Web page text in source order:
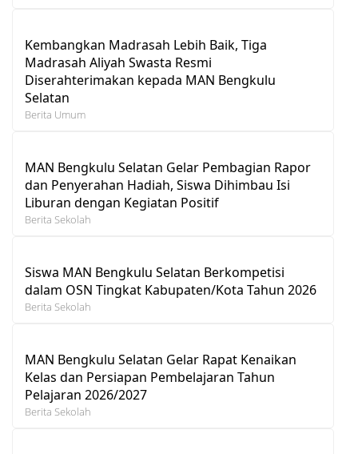
Kembangkan Madrasah Lebih Baik, Tiga
Madrasah Aliyah Swasta Resmi
Diserahterimakan kepada MAN Bengkulu
Selatan
Berita Umum
MAN Bengkulu Selatan Gelar Pembagian Rapor
dan Penyerahan Hadiah, Siswa Dihimbau Isi
Liburan dengan Kegiatan Positif
Berita Sekolah
Siswa MAN Bengkulu Selatan Berkompetisi
dalam OSN Tingkat Kabupaten/Kota Tahun 2026
Berita Sekolah
MAN Bengkulu Selatan Gelar Rapat Kenaikan
Kelas dan Persiapan Pembelajaran Tahun
Pelajaran 2026/2027
Berita Sekolah